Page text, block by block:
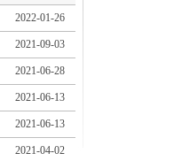
2022-01-26
2021-09-03
2021-06-28
2021-06-13
2021-06-13
2021-04-02